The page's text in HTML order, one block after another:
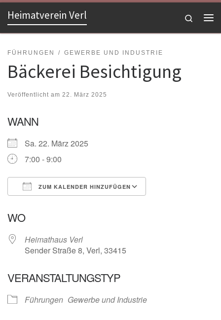
Zum Inhalt springen
Heimatverein Verl
Search
FÜHRUNGEN GEWERBE UND INDUSTRIE
Bäckerei Besichtigung
Veröffentlicht am 22. März 2025
WANN
Sa. 22. März 2025
7:00 - 9:00
ZUM KALENDER HINZUFÜGEN
WO
Heimathaus Verl
Sender Straße 8, Verl, 33415
VERANSTALTUNGSTYP
Führungen Gewerbe und Industrie